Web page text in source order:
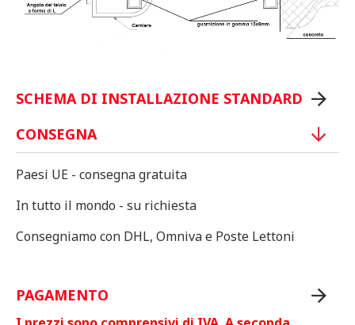
SCHEMA DI INSTALLAZIONE STANDARD
CONSEGNA
Paesi UE - consegna gratuita
In tutto il mondo - su richiesta
Consegniamo con DHL, Omniva e Poste Lettoni
PAGAMENTO